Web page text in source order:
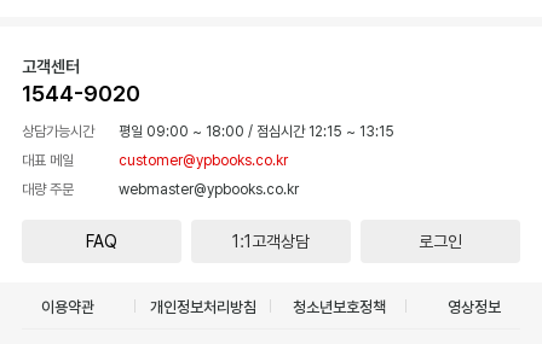
고객센터
1544-9020
상담가능시간 평일 09:00 ~ 18:00 / 점심시간 12:15 ~ 13:15
대표 메일
customer@ypbooks.co.kr
대량 주문
webmaster@ypbooks.co.kr
FAQ 1:1고객상담 로그인
이용약관 개인정보처리방침 청소년보호정책 영상정보